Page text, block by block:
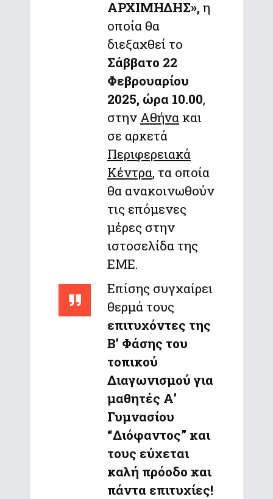
ΑΡΧΙΜΗΔΗΣ», η
οποία θα
διεξαχθεί το
Σάββατο 22
Φεβρουαρίου
2025, ώρα 10.00,
στην Αθήνα και
σε αρκετά
Περιφερειακά
Κέντρα, τα οποία
θα ανακοινωθούν
τις επόμενες
μέρες στην
ιστοσελίδα της
ΕΜΕ.
Επίσης συγχαίρει
θερμά τους
επιτυχόντες της
Β’ Φάσης του
τοπικού
Διαγωνισμού για
μαθητές Α’
Γυμνασίου
“Διόφαντος” και
τους εύχεται
καλή πρόοδο και
πάντα επιτυχίες!